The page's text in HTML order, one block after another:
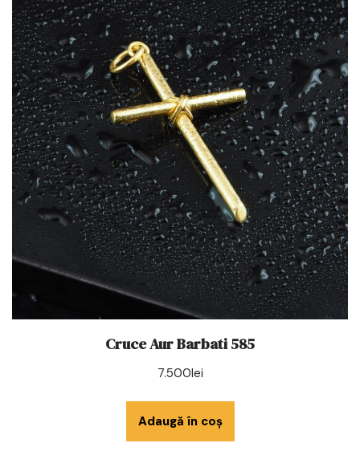
Cruce Aur Barbati 585
7.500lei
Adaugă în coș